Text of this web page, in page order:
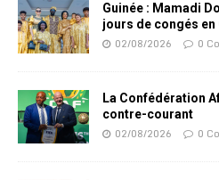
Guinée : Mamadi
jours de congés en
02/08/2026 0
La Confédération
contre-courant
02/08/2026 0